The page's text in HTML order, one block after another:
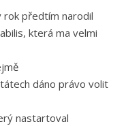
rok předtím narodil
která ma velmi
dáno právo volit
nastartoval